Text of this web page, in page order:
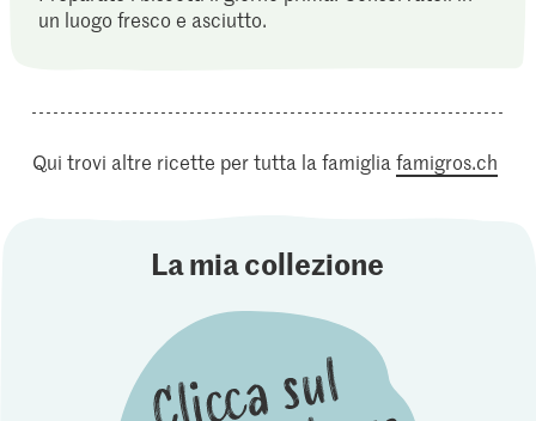
un luogo fresco e asciutto.
Qui trovi altre ricette per tutta la famigliafamigros.ch
La mia collezione